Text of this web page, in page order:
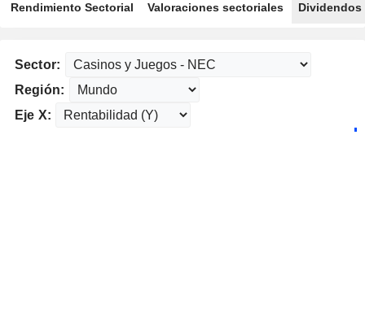
Rendimiento Sectorial Valoraciones sectoriales
Sector:
Región:
Eje X: